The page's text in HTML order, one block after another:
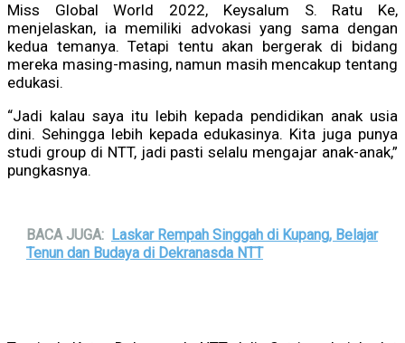
Miss Global World 2022, Keysalum S. Ratu Ke,
menjelaskan, ia memiliki advokasi yang sama dengan
kedua temanya. Tetapi tentu akan bergerak di bidang
mereka masing-masing, namun masih mencakup tentang
edukasi.
“Jadi kalau saya itu lebih kepada pendidikan anak usia
dini. Sehingga lebih kepada edukasinya. Kita juga punya
studi group di NTT, jadi pasti selalu mengajar anak-anak,”
pungkasnya.
BACA JUGA: Laskar Rempah Singgah di Kupang, Belajar
Tenun dan Budaya di Dekranasda NTT